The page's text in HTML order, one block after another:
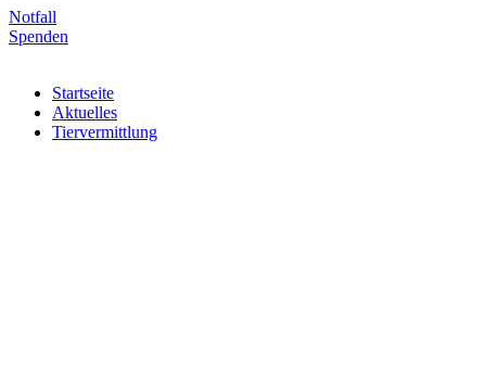
Notfall
Spenden
Startseite
Aktuelles
Tiervermittlung